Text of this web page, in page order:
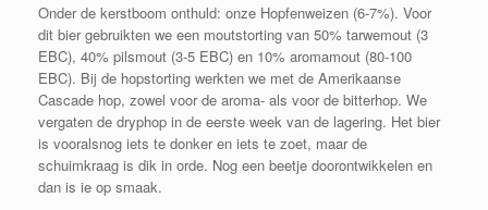
Onder de kerstboom onthuld: onze Hopfenweizen (6-7%). Voor
dit bier gebruikten we een moutstorting van 50% tarwemout (3
EBC), 40% pilsmout (3-5 EBC) en 10% aromamout (80-100
EBC). Bij de hopstorting werkten we met de Amerikaanse
Cascade hop, zowel voor de aroma- als voor de bitterhop. We
vergaten de dryphop in de eerste week van de lagering. Het bier
is vooralsnog iets te donker en iets te zoet, maar de
schuimkraag is dik in orde. Nog een beetje doorontwikkelen en
dan is ie op smaak.